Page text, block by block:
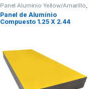
Panel Aluminio Yellow/Amarillo,
Panel de Aluminio Compuesto
Panel de Aluminio
Compuesto 1.25 X 2.44